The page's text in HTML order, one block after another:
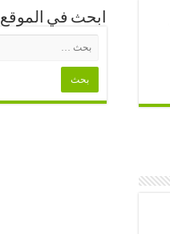
ابحث في الموقع